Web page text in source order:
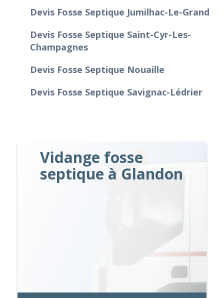
Devis Fosse Septique Jumilhac-Le-Grand
Devis Fosse Septique Saint-Cyr-Les-
Champagnes
Devis Fosse Septique Nouaille
Devis Fosse Septique Savignac-Lédrier
Vidange fosse
septique à Glandon